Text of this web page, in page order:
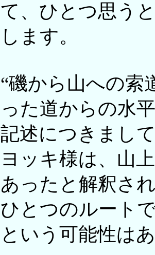
て、ひとつ思う
します。
“磯から山への索
った道からの水
記述につきまし
ヨッキ様は、山
あったと解釈さ
ひとつのルート
という可能性は